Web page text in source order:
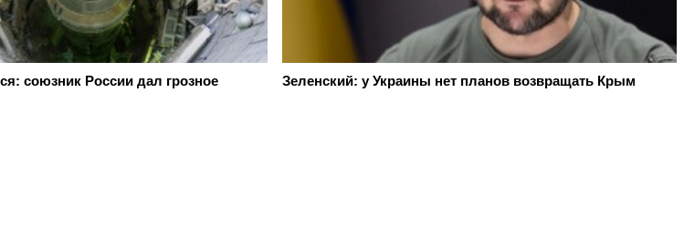
союзник России дал грозное
Зеленский: у Украины нет планов возвращать Крым